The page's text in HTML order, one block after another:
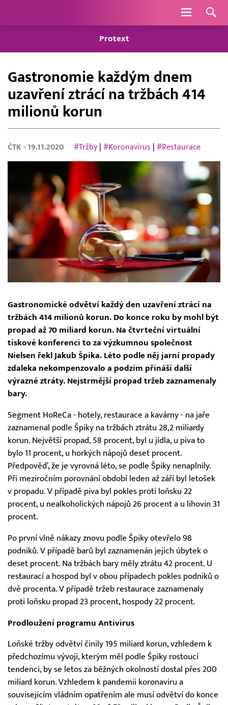
Navigace
Protext
Gastronomie každým dnem
uzavření ztrácí na tržbách 414
milionů korun
ČTK - 19.11.2020 #Tržby |#Koronavirus |#Restaurace
Gastronomické odvětví každý den uzavření ztrácí na
tržbách 414 milionů korun. Do konce roku by mohl být
propad až 70 miliard korun. Na čtvrteční virtuální
tiskové konferenci to za výzkumnou společnost
Nielsen řekl Jakub Špika. Léto podle něj jarní propady
zdaleka nekompenzovalo a podzim přináší další
výrazné ztráty. Nejstrmější propad tržeb zaznamenaly
bary.
Segment HoReCa - hotely, restaurace a kavárny - na jaře
zaznamenal podle Špiky na tržbách ztrátu 28,2 miliardy
korun. Největší propad, 58 procent, byl u jídla, u piva to
bylo 11 procent, u horkých nápojů deset procent.
Předpověď, že je vyrovná léto, se podle Špiky nenaplnily.
Při meziročním porovnání období leden až září byl letošek
v propadu. V případě piva byl pokles proti loňsku 22
procent, u nealkoholických nápojů 26 procent a u lihovin 31
procent.
Po první vlně nákazy znovu podle Špiky otevřelo 98
podniků. V případě barů byl zaznamenán jejich úbytek o
deset procent. Na tržbách bary měly ztrátu 42 procent. U
restaurací a hospod byl v obou případech pokles podniků o
dvě procenta. V případě tržeb restaurace zaznamenaly
proti loňsku propad 23 procent, hospody 22 procent.
Prodloužení programu Antivirus
Loňské tržby odvětví činily 195 miliard korun, vzhledem k
předchozímu vývoji, kterým měl podle Špiky rostoucí
tendenci, by se letos za běžných okolností dostal přes 200
miliard korun. Vzhledem k pandemii koronaviru a
souvisejícím vládním opatřením ale musí odvětví do konce